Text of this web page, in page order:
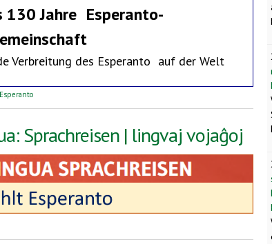
130 Jahre Esperanto-
Verbreitung des Esperanto auf der Welt
des Deutschen Esperanto-Bundes
Esperanto
Sprachreisen | lingvaj vojaĝoj